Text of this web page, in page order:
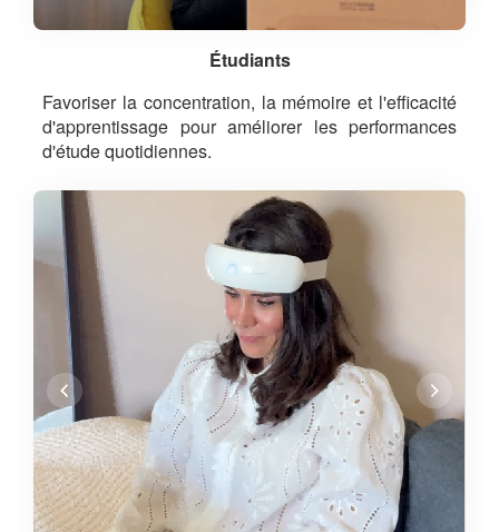
Étudiants
Favoriser la concentration, la mémoire et l'efficacité
d'apprentissage pour améliorer les performances
d'étude quotidiennes.